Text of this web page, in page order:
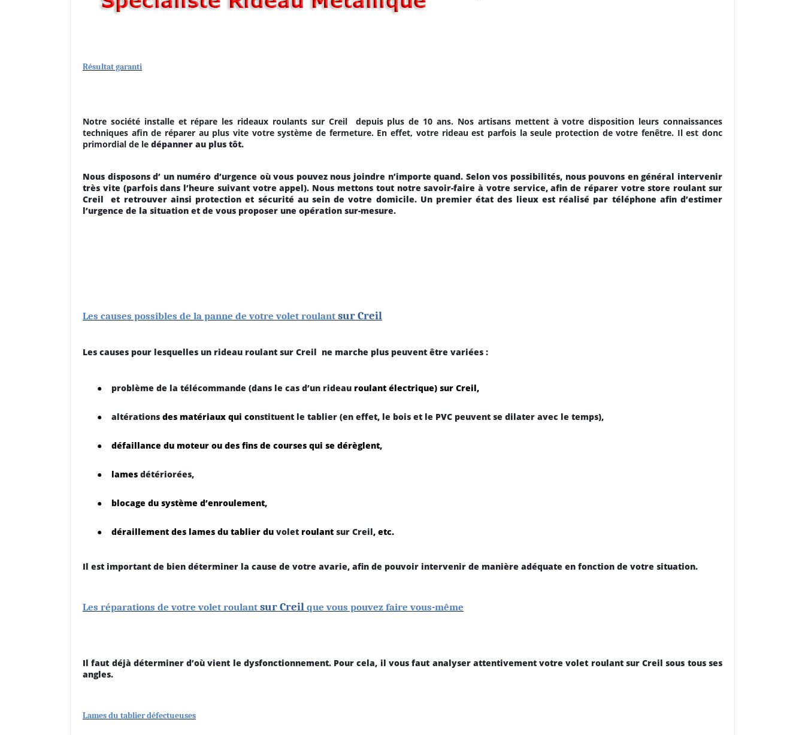
Résultat garanti
Notre société installe et répare les rideaux roulants sur Creil
depuis plus de 10 ans. Nos artisans mettent à votre disposition leurs connaissances
techniques afin de réparer au plus vite votre système de fermeture. En effet, votre rideau est parfois la seule protection de votre fenêtre. Il est donc
primordial de le dépanner au plus tôt.
Nous disposons d’ un numéro d’urgence où vous pouvez nous joindre n’importe quand. Selon vos possibilités, nous pouvons en général intervenir
très vite (parfois dans l’heure suivant votre appel). Nous mettons tout notre savoir-faire à votre service, afin de réparer votre store roulant sur
Creil
et retrouver ainsi protection et sécurité au sein de votre domicile. Un premier état des lieux est réalisé par téléphone afin d’estimer
l’urgence de la situation et de vous proposer une opération sur-mesure.
Les causes possibles de la panne de votre volet roulant sur Creil
Les causes pour lesquelles un rideau roulant sur Creil ne marche plus peuvent être variées :
● problème de la télécommande (dans le cas d’un rideau roulant électrique) sur Creil,
● altérations des matériaux qui constituent le tablier (en effet, le bois et le PVC peuvent se dilater avec le temps),
● défaillance du moteur ou des fins de courses qui se dérèglent,
● lames détériorées,
● blocage du système d’enroulement,
● déraillement des lames du tablier du volet roulant sur Creil, etc.
Il est important de bien déterminer la cause de votre avarie, afin de pouvoir intervenir de manière adéquate en fonction de votre situation.
Les réparations de votre volet roulant sur Creil que vous pouvez faire vous-même
Il faut déjà déterminer d’où vient le dysfonctionnement. Pour cela, il vous faut analyser attentivement votre volet roulant sur Creil sous tous ses
angles.
Lames du tablier défectueuses